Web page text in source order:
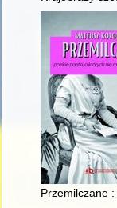
Przemilczane